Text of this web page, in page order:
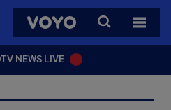
VOYO
CAUTA
TOATE
NEWS LIVE